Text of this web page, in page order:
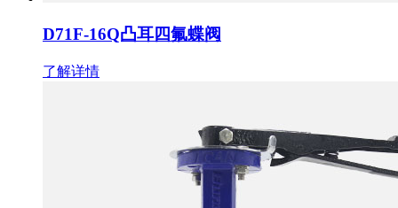
D71F-16Q凸耳四氟蝶阀
了解详情